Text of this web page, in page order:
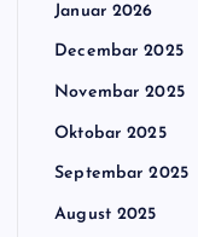
Januar 2026
Decembar 2025
Novembar 2025
Oktobar 2025
Septembar 2025
August 2025